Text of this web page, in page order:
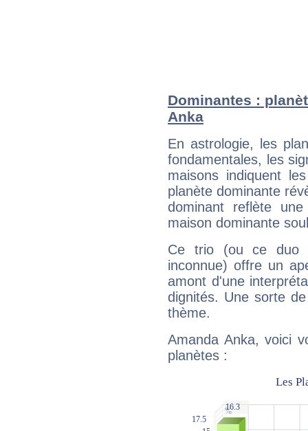
Dominantes :
Anka
En astrologie, les
fondamentales, les
maisons indiquent
planète dominante
dominant reflète
maison dominante
Ce trio (ou ce duo
inconnue) offre un
amont d'une
dignités. Une sorte
thème.
Amanda Anka, voici
planètes :